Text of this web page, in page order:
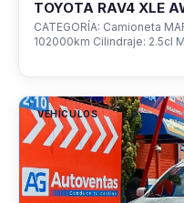
TOYOTA RAV4 XLE
CATEGORÍA: Camioneta
102000km Cilindraje: 2.5cl
VEHÍCULOS